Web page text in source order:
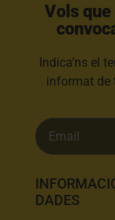
Vols
Indica’ns el
informat de
DADES